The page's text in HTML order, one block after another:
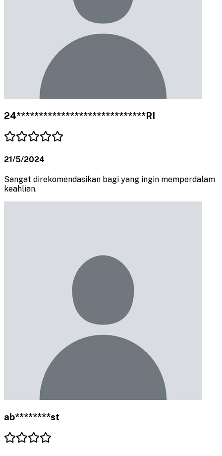
24*****************************RI
21/5/2024
Sangat direkomendasikan bagi yang ingin memperdalam
keahlian.
ab********st